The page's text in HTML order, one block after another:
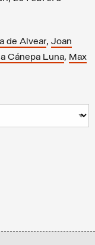
de Alvear, Joan
Cánepa Luna, Max